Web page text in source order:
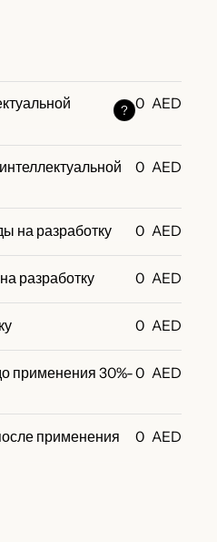
? 0 AED
0 AED
на разработку 0 AED
разработку 0 AED
0 AED
применения 30%-0 AED
применения
0 AED